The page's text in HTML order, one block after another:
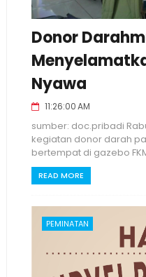
Donor
Nyawa
11:26:00 AM
sumber: doc.pribadi
kegiatan donor darah
bertempat di gazebo
READ MORE
PEMINATAN